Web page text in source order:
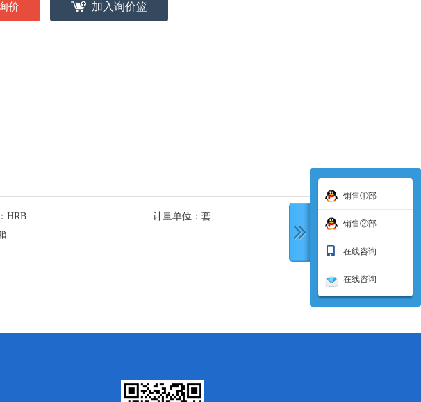
价 加入询价篮
HRB 计量单位： 套
下一条:
销售①部
销售②部
在线咨询
在线咨询